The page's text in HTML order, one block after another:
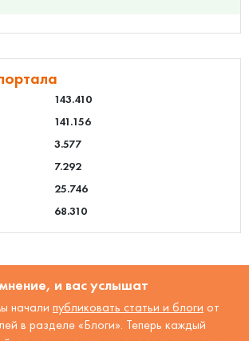
143.410
141.156
3.577
7.292
25.746
68.310
и вас услышат
начали публиковать статьи и блоги от
в разделе «Блоги». Теперь каждый